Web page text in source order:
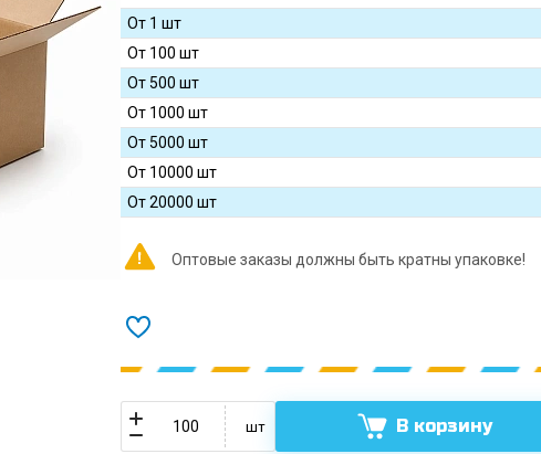
От 1 шт
От 100 шт
От 500 шт
От 1000 шт
От 5000 шт
От 10000 шт
От 20000 шт
Оптовые заказы должны быть кратны упаковке!
шт В корзину